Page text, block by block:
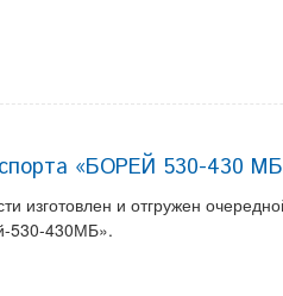
«БОРЕЙ 530-430
изготовлен и отгружен
530-430МБ».